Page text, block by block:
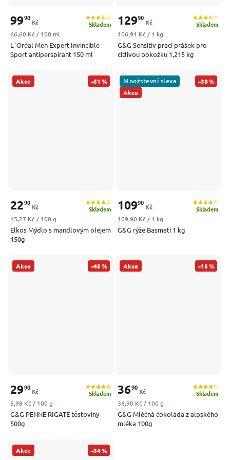
L´Oréal Men Expert Invincible
Sport antiperspirant 150 ml
Skladem
9990
Kč
Měrná cena:
66,60 Kč / 100 ml
G&G Sensitiv prací prášek pro
citlivou pokožku 1,215 kg
Skladem
12990
Kč
Měrná cena:
106,91 Kč / 1 kg
Akce –51 %
Elkos Mýdlo s mandlovým olejem
150g
Skladem
2290
Kč
Měrná cena:
15,27 Kč / 100 g
Akce
Množstevní sleva –38 %
G&G rýže Basmati 1 kg
Skladem
10990
Kč
Měrná cena:
109,90 Kč / 1 kg
Akce –45 %
G&G PENNE RIGATE těstoviny
500g
Skladem
2990
Kč
Měrná cena:
5,98 Kč / 100 g
Akce –15 %
G&G Mléčná čokoláda z alpského
mléka 100g
Skladem
3690
Kč
Měrná cena:
36,90 Kč / 100 g
Akce –34 %